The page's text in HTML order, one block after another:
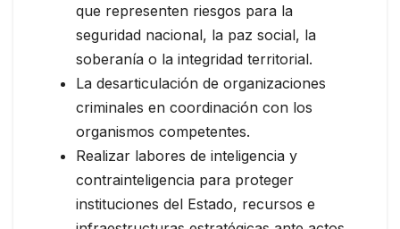
que representen riesgos para la
seguridad nacional, la paz social, la
soberanía o la integridad territorial.
La desarticulación de organizaciones
criminales en coordinación con los
organismos competentes.
Realizar labores de inteligencia y
contrainteligencia para proteger
instituciones del Estado, recursos e